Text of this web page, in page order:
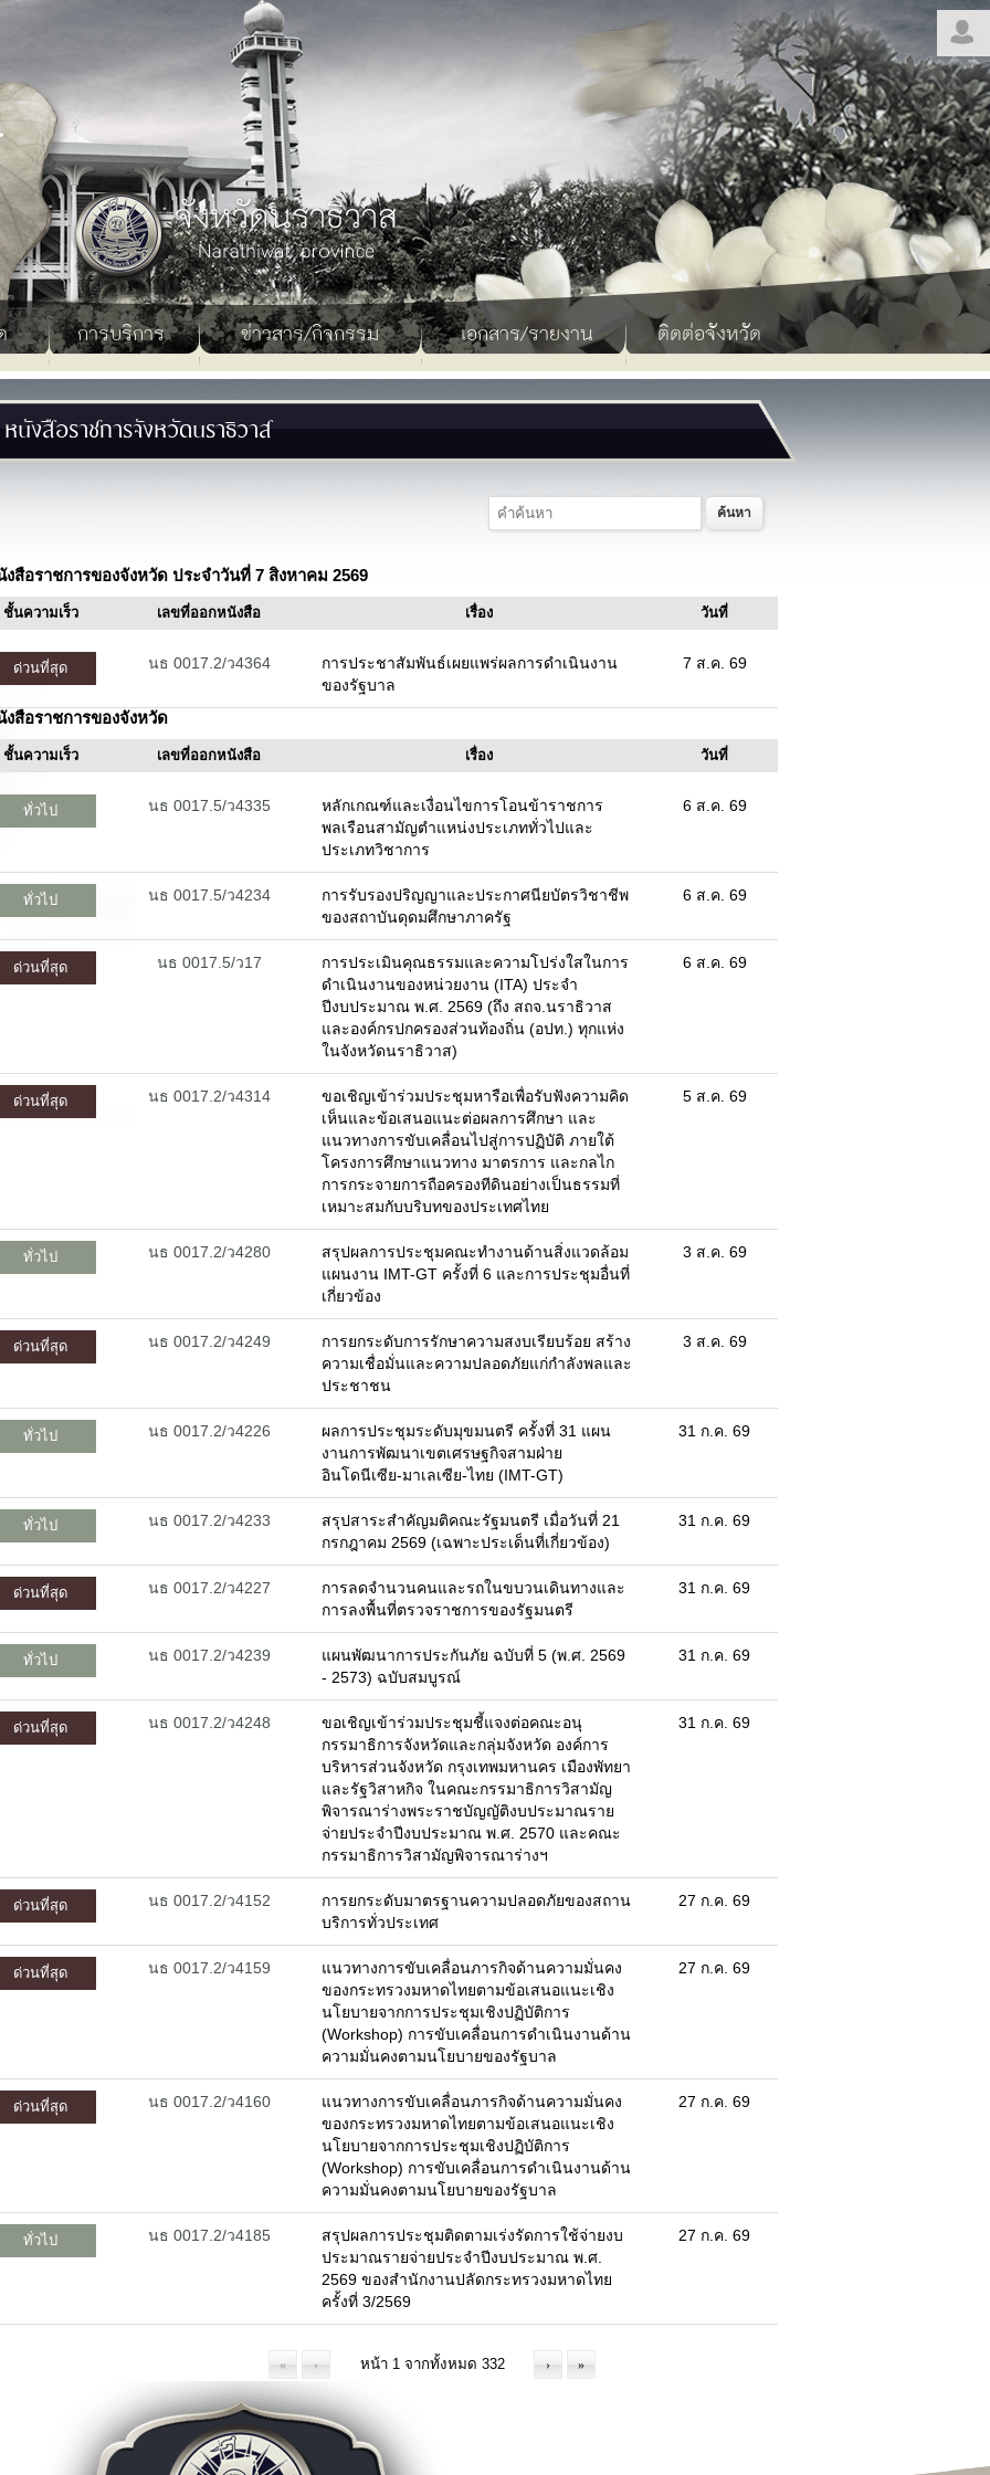
การบริการ ข่าวสาร/กิจกรรม เอกสาร/รายงาน ติดต่อจังหวัด
หนังสือราชการจังหวัดนราธิวาส
ค้นหา
งสือราชการของจังหวัด ประจำวันที่ 7 สิงหาคม 2569
ชั้นความเร็ว เลขที่ออกหนังสือ เรื่อง วันที่
ด่วนที่สุด นธ 0017.2/ว4364
การประชาสัมพันธ์เผยแพร่ผลการดำเนินงาน
ของรัฐบาล
7 ส.ค. 69
งสือราชการของจังหวัด
ชั้นความเร็ว เลขที่ออกหนังสือ เรื่อง วันที่
ทั่วไป นธ 0017.5/ว4335
หลักเกณฑ์และเงื่อนไขการโอนข้าราชการ
พลเรือนสามัญตำแหน่งประเภททั่วไปและ
ประเภทวิชาการ
6 ส.ค. 69
ทั่วไป นธ 0017.5/ว4234
การรับรองปริญญาและประกาศนียบัตรวิชาชีพ
ของสถาบันดุดมศึกษาภาครัฐ
6 ส.ค. 69
ด่วนที่สุด นธ 0017.5/ว17
การประเมินคุณธรรมและความโปร่งใสในการ
ดำเนินงานของหน่วยงาน (ITA) ประจำ
ปีงบประมาณ พ.ศ. 2569 (ถึง สถจ.นราธิวาส
และองค์กรปกครองส่วนท้องถิ่น (อปท.) ทุกแห่ง
ในจังหวัดนราธิวาส)
6 ส.ค. 69
ด่วนที่สุด นธ 0017.2/ว4314
ขอเชิญเข้าร่วมประชุมหารือเพื่อรับฟังความคิด
เห็นและข้อเสนอแนะต่อผลการศึกษา และ
แนวทางการขับเคลื่อนไปสู่การปฏิบัติ ภายใต้
โครงการศึกษาแนวทาง มาตรการ และกลไก
การกระจายการถือครองทีดินอย่างเป็นธรรมที่
เหมาะสมกับบริบทของประเทศไทย
5 ส.ค. 69
ทั่วไป นธ 0017.2/ว4280
สรุปผลการประชุมคณะทำงานด้านสิ่งแวดล้อม
แผนงาน IMT-GT ครั้งที่ 6 และการประชุมอื่นที่
เกี่ยวข้อง
3 ส.ค. 69
ด่วนที่สุด นธ 0017.2/ว4249
การยกระดับการรักษาความสงบเรียบร้อย สร้าง
ความเชื่อมั่นและความปลอดภัยแก่กำลังพลและ
ประชาชน
3 ส.ค. 69
ทั่วไป นธ 0017.2/ว4226
ผลการประชุมระดับมุขมนตรี ครั้งที่ 31 แผน
งานการพัฒนาเขตเศรษฐกิจสามฝ่าย
อินโดนีเซีย-มาเลเซีย-ไทย (IMT-GT)
31 ก.ค. 69
ทั่วไป นธ 0017.2/ว4233
สรุปสาระสำคัญมติคณะรัฐมนตรี เมื่อวันที่ 21
กรกฎาคม 2569 (เฉพาะประเด็นที่เกี่ยวข้อง)
31 ก.ค. 69
ด่วนที่สุด นธ 0017.2/ว4227
การลดจำนวนคนและรถในขบวนเดินทางและ
การลงพื้นที่ตรวจราชการของรัฐมนตรี
31 ก.ค. 69
ทั่วไป นธ 0017.2/ว4239
แผนพัฒนาการประกันภัย ฉบับที่ 5 (พ.ศ. 2569
- 2573) ฉบับสมบูรณ์
31 ก.ค. 69
ด่วนที่สุด นธ 0017.2/ว4248
ขอเชิญเข้าร่วมประชุมชี้แจงต่อคณะอนุ
กรรมาธิการจังหวัดและกลุ่มจังหวัด องค์การ
บริหารส่วนจังหวัด กรุงเทพมหานคร เมืองพัทยา
และรัฐวิสาหกิจ ในคณะกรรมาธิการวิสามัญ
พิจารณาร่างพระราชบัญญัติงบประมาณราย
จ่ายประจำปีงบประมาณ พ.ศ. 2570 และคณะ
กรรมาธิการวิสามัญพิจารณาร่างฯ
31 ก.ค. 69
ด่วนที่สุด นธ 0017.2/ว4152
การยกระดับมาตรฐานความปลอดภัยของสถาน
บริการทั่วประเทศ
27 ก.ค. 69
ด่วนที่สุด นธ 0017.2/ว4159
แนวทางการขับเคลื่อนภารกิจด้านความมั่นคง
ของกระทรวงมหาดไทยตามข้อเสนอแนะเชิง
นโยบายจากการประชุมเชิงปฏิบัติการ
(Workshop) การขับเคลื่อนการดำเนินงานด้าน
ความมั่นคงตามนโยบายของรัฐบาล
27 ก.ค. 69
ด่วนที่สุด นธ 0017.2/ว4160
แนวทางการขับเคลื่อนภารกิจด้านความมั่นคง
ของกระทรวงมหาดไทยตามข้อเสนอแนะเชิง
นโยบายจากการประชุมเชิงปฏิบัติการ
(Workshop) การขับเคลื่อนการดำเนินงานด้าน
ความมั่นคงตามนโยบายของรัฐบาล
27 ก.ค. 69
ทั่วไป นธ 0017.2/ว4185
สรุปผลการประชุมติดตามเร่งรัดการใช้จ่ายงบ
ประมาณรายจ่ายประจำปีงบประมาณ พ.ศ.
2569 ของสำนักงานปลัดกระทรวงมหาดไทย
ครั้งที่ 3/2569
27 ก.ค. 69
« ‹ › »
รกิจและหน้าที่ความรับผิดชอบ
การเบิกจ่ายงบประมาณภายใต้แผน
ธศาสตร์จังหวัด
คณะผู้บริหาร
รู้จักผู้ว่าราชการจังหวัดฯ
หัวหน้าส่วนราชการ
ฝ่ายตุลาการ
ฝ่ายสภานิติบัญญัติ
บุคลากรหน่วยงาน
ทำเนียบผู้ว่าราชการจังหวัด
ข้อมูลอำเภอในจังหวัด
ข้อมูลด้านเทคโนโลยีสารสนเทศและการ
สื่อสาร (ICT)
นโยบายมาตรฐานการรักษาความ
ยุทธศาสตร์
แผนแม่บทและการปฏิบัติงาน
โอ
รงการอันเนื่องมาจากพระราชดำริ
งวัลแห่งความภาคภูมิใจ
เอกสาร
กฏระเบียบ/ข้อบังคับ
กฏกระทรวง/ประกาศ
ระเบียบ
คู่มือ/แนวทางการปฏิบัติ
มติคณะรัฐมนตรีที่เกี่ยวข้อง
ท่องเที่ยวนราธิวาส
ข้อมูลโรงแรม
สินค้า OTOP